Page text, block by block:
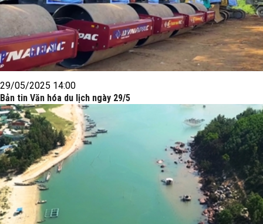
29/05/2025 14:00
Bản tin Văn hóa du lịch ngày 29/5